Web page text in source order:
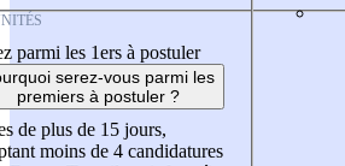
parmi les 1ers à postuler
serez-vous parmi les
premiers à postuler ?
de plus de 15 jours,
moins de 4 candidatures